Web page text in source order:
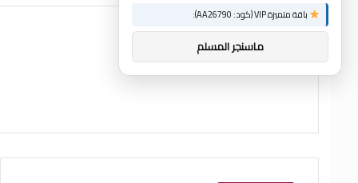
باقة متميزة VIP (كود: AA26790):
ماسنجر المسلم